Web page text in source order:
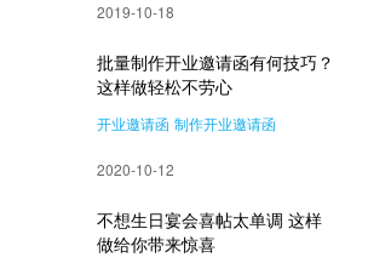
2019-10-18
批量制作开业邀请函有何技巧？
这样做轻松不劳心
开业邀请函 制作开业邀请函
2020-10-12
不想生日宴会喜帖太单调 这样
做给你带来惊喜